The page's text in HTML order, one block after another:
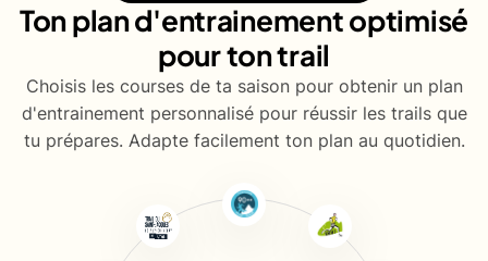
Ton plan d'entrainement optimisé
pour ton trail
Choisis les courses de ta saison pour obtenir un plan
d'entrainement personnalisé pour réussir les trails que
tu prépares. Adapte facilement ton plan au quotidien.